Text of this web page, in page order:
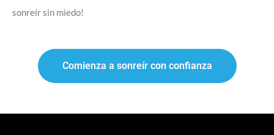
sonreír sin miedo!
Comienza a sonreír con confianza